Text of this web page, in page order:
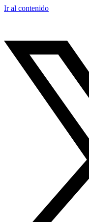
Ir al contenido